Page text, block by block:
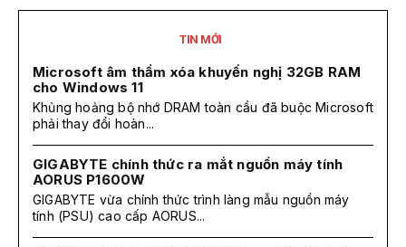
TIN MỚI
Microsoft âm thầm xóa khuyến nghị 32GB RAM
cho Windows 11
Khủng hoảng bộ nhớ DRAM toàn cầu đã buộc Microsoft
phải thay đổi hoàn...
GIGABYTE chính thức ra mắt nguồn máy tính
AORUS P1600W
GIGABYTE vừa chính thức trình làng mẫu nguồn máy
tính (PSU) cao cấp AORUS...